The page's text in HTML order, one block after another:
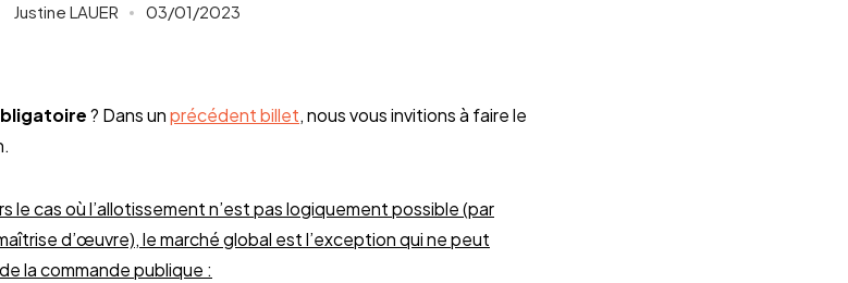
Justine LAUER 03/01/2023
? Dans unprécédent billet, nous vous invitions à faire le
le cas où l’allotissement n’est pas logiquement possible (par
d’œuvre), le marché global est l’exception qui ne peut
la commande publique :